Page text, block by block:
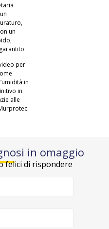
un
per
in
in
alle
in omaggio
felici di rispondere